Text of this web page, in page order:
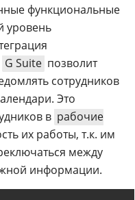
функциональные
уровень
G Suite позволит
сотрудников
Это
в рабочие
их работы, т.к. им
между
информации.